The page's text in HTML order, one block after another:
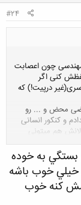
#24
چون اعصابت
کنی اگر
درپیت!) که
محض و ... رو
و کنکور انسانی
هم میتونی
از اینکه یه
بستگي به خوده
خوب باشه
كنه خوب